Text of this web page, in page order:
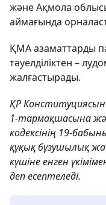
және Ақмола
аймағында
ҚМА азаматтарды
тәуелділіктен –
жалғастырады.
ҚР
1-тармақшасына
кодексінің 19-
құқық бұзушылық
күшіне енген
деп есептеледі.